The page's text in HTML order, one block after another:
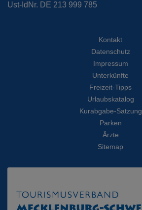
Ust-IdNr. DE 213 999 785
Kontakt
Datenschutz
Impressum
Unterkünfte
Freizeit-Tipps
Urlaubskatalog
Kurabgabe-Satzung
Parken
Ärzte
Sitemap